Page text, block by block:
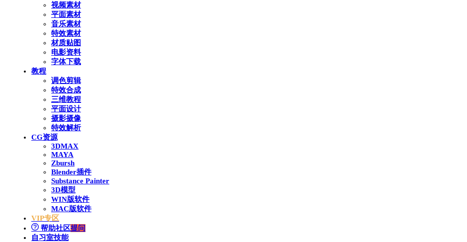
视频素材
平面素材
音乐素材
特效素材
材质贴图
电影资料
字体下载
教程
调色剪辑
特效合成
三维教程
平面设计
摄影摄像
特效解析
CG资源
3DMAX
MAYA
Zbursh
Blender插件
Substance Painter
3D模型
WIN版软件
MAC版软件
VIP专区
帮助社区提问
自习室技能